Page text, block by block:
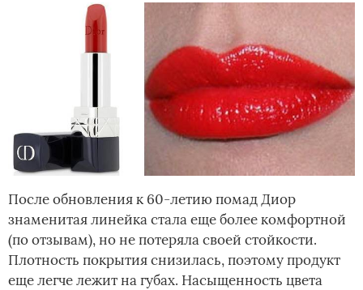
После обновления к 60-летию помад Диор
знаменитая линейка стала еще более комфортной
(по отзывам), но не потеряла своей стойкости.
Плотность покрытия снизилась, поэтому продукт
еще легче лежит на губах. Насыщенность цвета